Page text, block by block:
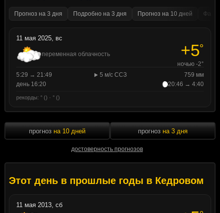
Прогноз на 3 дня Подробно на 3 дня Прогноз на 10 дней
11 мая 2025, вс
переменная облачность +5°
ночью -2°
5:29 → 21:49
5 м/с ССЗ
759 мм
день 16:20
20:46 → 4:40
рекорды: ° () · ° ()
прогноз на 10 дней
достоверность прогнозов
прогноз на 3 дня
Этот день в прошлые годы в Кедровом
11 мая 2013, сб